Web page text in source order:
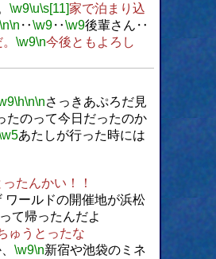
\w9\u\s[11]家で泊まり込
\n\n ‥\w9‥\w9後輩さん‥
\w9\n今後ともよろし
\h\n\nさっきあぷろだ見
たのって今日だったのか
あたしが行った時には
たんかい！！
ワールドの開催地が浜松
て帰ったんだよ
ゅうとったな
\w9\n新宿や池袋のミネ